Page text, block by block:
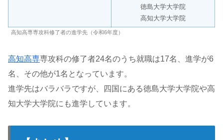
徳島大学大学院
高知大学大学院
高知高専専攻科修了者の進学先（令和6年度）
高知高専専攻科の修了者24名のうち就職は17名、進学が6
名、その他が1名となっています。
進学先はバラバラですが、四国にある徳島大学大学院や高
知大学大学院にも進学しています。